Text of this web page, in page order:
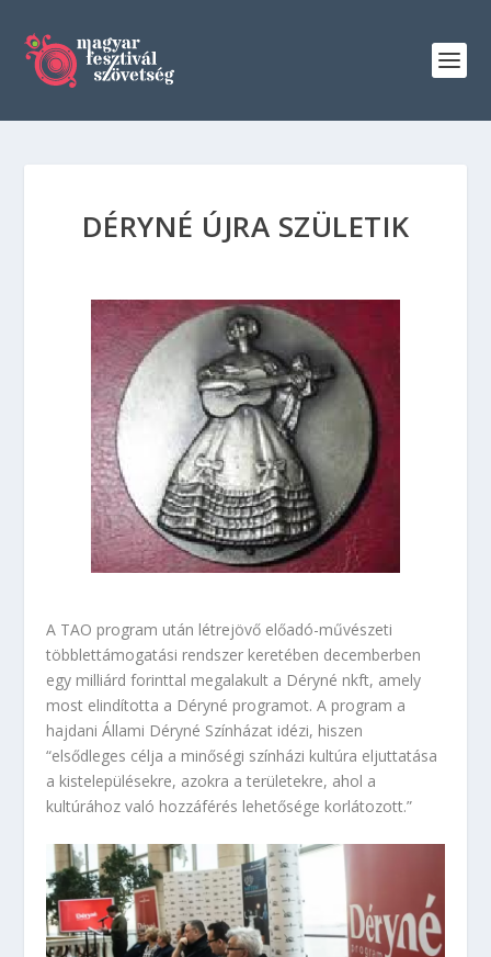
DÉRYNÉ ÚJRA SZÜLETIK
A TAO program után létrejövő előadó-művészeti
többlettámogatási rendszer keretében decemberben
egy milliárd forinttal megalakult a Déryné nkft, amely
most elindította a Déryné programot. A program a
hajdani Állami Déryné Színházat idézi, hiszen
“elsődleges célja a minőségi színházi kultúra eljuttatása
a kistelepülésekre, azokra a területekre, ahol a
kultúrához való hozzáférés lehetősége korlátozott.”